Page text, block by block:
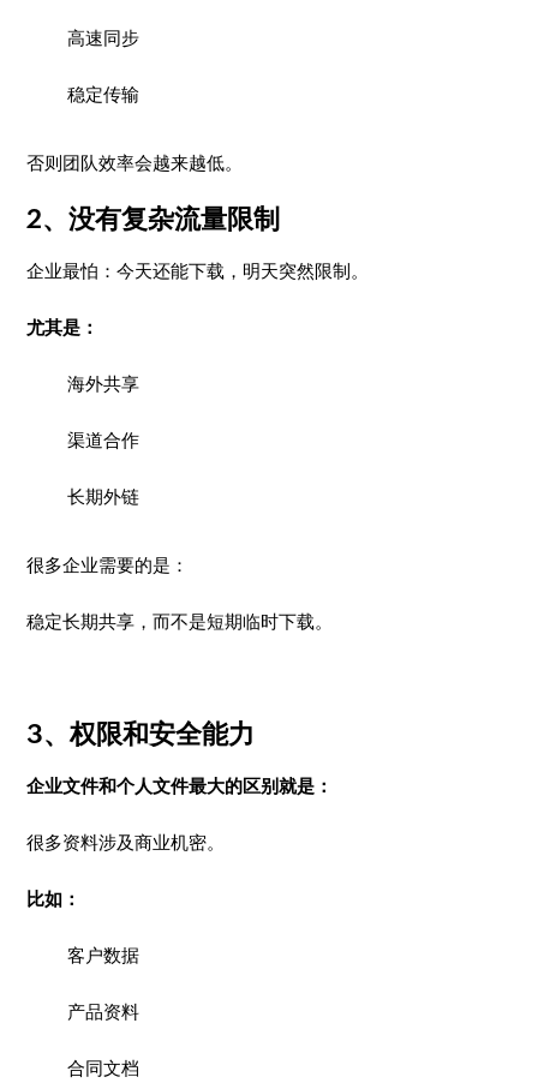
高速同步
稳定传输
否则团队效率会越来越低。
2、没有复杂流量限制
企业最怕：今天还能下载，明天突然限制。
尤其是：
海外共享
渠道合作
长期外链
很多企业需要的是：
稳定长期共享，而不是短期临时下载。
3、权限和安全能力
企业文件和个人文件最大的区别就是：
很多资料涉及商业机密。
比如：
客户数据
产品资料
合同文档